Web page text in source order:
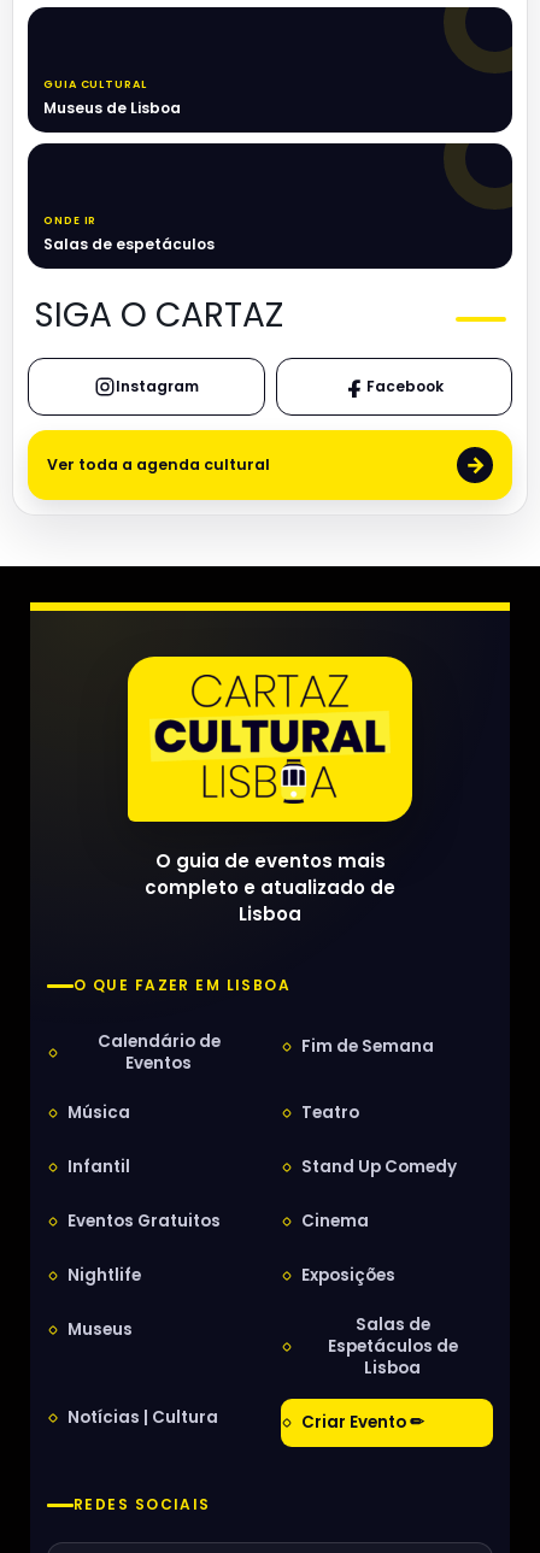
GUIA CULTURAL
Museus de Lisboa
ONDE IR
Salas de espetáculos
SIGA O CARTAZ
Instagram Facebook
Ver toda a agenda cultural →
O guia de eventos mais
completo e atualizado de
Lisboa
O QUE FAZER EM LISBOA
Calendário de
Eventos
Fim de Semana
Música Teatro
Infantil Stand Up Comedy
Eventos Gratuitos Cinema
Nightlife Exposições
Museus
Salas de
Espetáculos de
Lisboa
Notícias | Cultura Criar Evento ✏
REDES SOCIAIS